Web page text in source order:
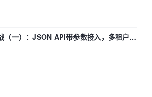
（一）：JSON API带参数接入，多租户数
城技术团队